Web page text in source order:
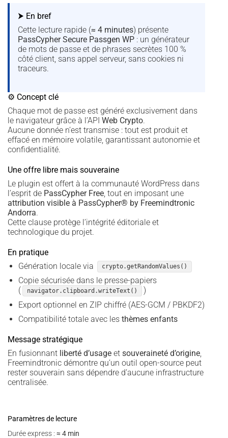
⮞ En bref
Cette lecture rapide (≈ 4 minutes) présente
PassCypher Secure Passgen WP : un générateur
de mots de passe et de phrases secrètes 100 %
côté client, sans appel serveur, sans cookies ni
traceurs.
⚙ Concept clé
Chaque mot de passe est généré exclusivement dans
le navigateur grâce à l’API Web Crypto.
Aucune donnée n’est transmise : tout est produit et
effacé en mémoire volatile, garantissant autonomie et
confidentialité.
Une offre libre mais souveraine
Le plugin est offert à la communauté WordPress dans
l’esprit de PassCypher Free , tout en imposant une
attribution visible à PassCypher® by Freemindtronic
Andorra.
Cette clause protège l’intégrité éditoriale et
technologique du projet.
En pratique
Génération locale via
crypto.getRandomValues()
Copie sécurisée dans le presse-papiers
(
navigator.clipboard.writeText()
)
Export optionnel en ZIP chiffré (AES-GCM / PBKDF2)
Compatibilité totale avec les thèmes enfants
Message stratégique
En fusionnant liberté d’usage et souveraineté d’origine,
Freemindtronic démontre qu’un outil open-source peut
rester souverain sans dépendre d’aucune infrastructure
centralisée.
Paramètres de lecture
Durée express : ≈ 4 min